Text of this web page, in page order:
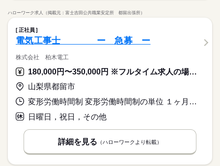
ハローワーク求人（掲載元：富士吉田公共職業安定所 都留出張所）
正社員
電気工事士 ー 急募 ー
株式会社 柏木電工
180,000円〜350,000円 ※フルタイム求人の場合は月額（換算額）、パート求人の場合は時間額を表示しています。
山梨県都留市
変形労働時間制 変形労働時間制の単位 １ヶ月単位 就業時間１ 8時00分〜17時00分
日曜日，祝日，その他
詳細を見る （ハローワークより転載）